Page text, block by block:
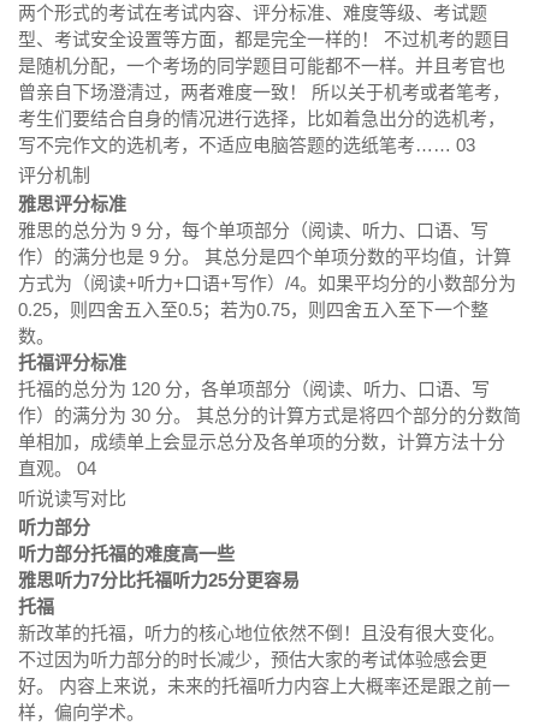
两个形式的考试在考试内容、评分标准、难度等级、考试题
型、考试安全设置等方面，都是完全一样的！ 不过机考的题目
是随机分配，一个考场的同学题目可能都不一样。并且考官也
曾亲自下场澄清过，两者难度一致！ 所以关于机考或者笔考，
考生们要结合自身的情况进行选择，比如着急出分的选机考，
写不完作文的选机考，不适应电脑答题的选纸笔考…… 03
评分机制
雅思评分标准
雅思的总分为 9 分，每个单项部分（阅读、听力、口语、写
作）的满分也是 9 分。 其总分是四个单项分数的平均值，计算
方式为（阅读+听力+口语+写作）/4。如果平均分的小数部分为
0.25，则四舍五入至0.5；若为0.75，则四舍五入至下一个整
数。
托福评分标准
托福的总分为 120 分，各单项部分（阅读、听力、口语、写
作）的满分为 30 分。 其总分的计算方式是将四个部分的分数简
单相加，成绩单上会显示总分及各单项的分数，计算方法十分
直观。 04
听说读写对比
听力部分
听力部分托福的难度高一些
雅思听力7分比托福听力25分更容易
托福
新改革的托福，听力的核心地位依然不倒！且没有很大变化。
不过因为听力部分的时长减少，预估大家的考试体验感会更
好。 内容上来说，未来的托福听力内容上大概率还是跟之前一
样，偏向学术。